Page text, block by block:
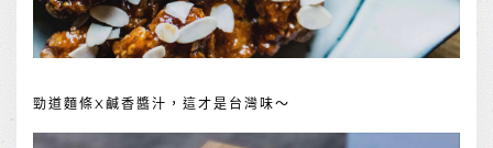
勁道麵條X鹹香醬汁，這才是台灣味～